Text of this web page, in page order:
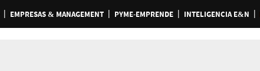
EMPRESAS & MANAGEMENT PYME-EMPRENDE INTELIGENCIA E&N